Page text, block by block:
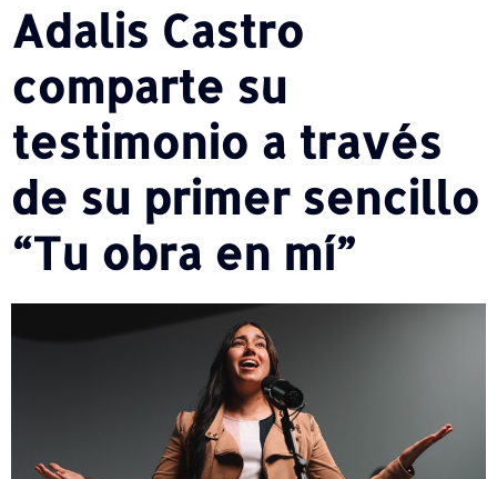
Adalis Castro
comparte su
testimonio a través
de su primer sencillo
“Tu obra en mí”